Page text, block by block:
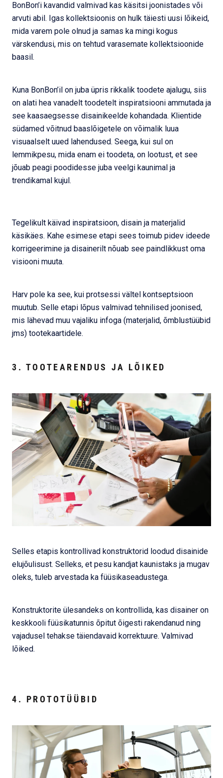
BonBon’i kavandid valmivad kas käsitsi joonistades või
arvuti abil. Igas kollektsioonis on hulk täiesti uusi lõikeid,
mida varem pole olnud ja samas ka mingi kogus
värskendusi, mis on tehtud varasemate kollektsioonide
baasil.
Kuna BonBon’il on juba üpris rikkalik toodete ajalugu, siis
on alati hea vanadelt toodetelt inspiratsiooni ammutada ja
see kaasaegsesse disainikeelde kohandada. Klientide
südamed võitnud baaslõigetele on võimalik luua
visuaalselt uued lahendused. Seega, kui sul on
lemmikpesu, mida enam ei toodeta, on lootust, et see
jõuab peagi poodidesse juba veelgi kaunimal ja
trendikamal kujul.
Tegelikult käivad inspiratsioon, disain ja materjalid
käsikäes. Kahe esimese etapi sees toimub pidev ideede
korrigeerimine ja disainerilt nõuab see paindlikkust oma
visiooni muuta.
Harv pole ka see, kui protsessi vältel kontseptsioon
muutub. Selle etapi lõpus valmivad tehnilised joonised,
mis lähevad muu vajaliku infoga (materjalid, õmblustüübid
jms) tootekaartidele.
3. TOOTEARENDUS JA LÕIKED
Selles etapis kontrollivad konstruktorid loodud disainide
elujõulisust. Selleks, et pesu kandjat kaunistaks ja mugav
oleks, tuleb arvestada ka füüsikaseadustega.
Konstruktorite ülesandeks on kontrollida, kas disainer on
keskkooli füüsikatunnis õpitut õigesti rakendanud ning
vajadusel tehakse täiendavaid korrektuure. Valmivad
lõiked.
4. PROTOTÜÜBID